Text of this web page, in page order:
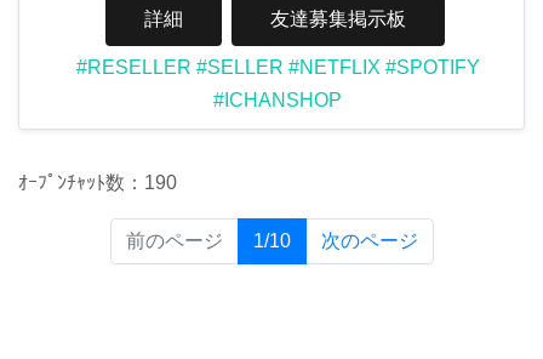
詳細 友達募集掲示板
#RESELLER #SELLER #NETFLIX #SPOTIFY
#ICHANSHOP
ｵｰﾌﾟﾝﾁｬｯﾄ数：190
前のページ 1/10(current)次のページ